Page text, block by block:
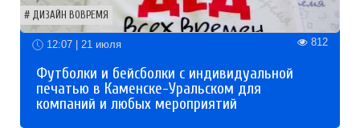
ДИЗАЙН ВОВРЕМЯ
12:07 | 21 июля 812
Футболки и бейсболки с индивидуальной
печатью в Каменске-Уральском для
компаний и любых мероприятий